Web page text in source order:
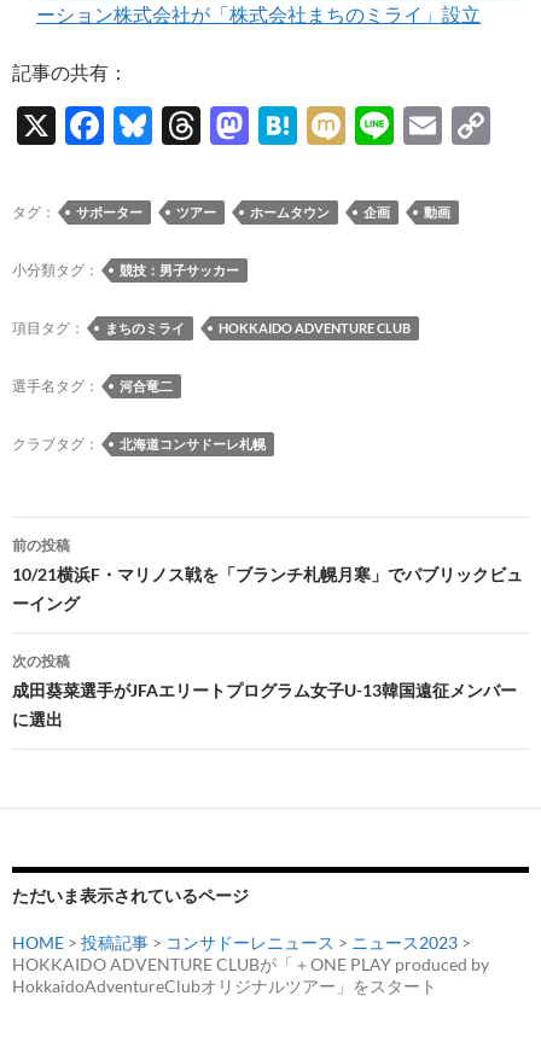
ーション株式会社が「株式会社まちのミライ」設立
記事の共有：
X
F
e
b
o
o
k
Bl
es
k
y
T
e
a
ds
M
to
d
n
H
e
n
M Li
e
E
ail
タグ： サポーター ツアー ホームタウン 企画 動画
小分類タグ： 競技：男子サッカー
項目タグ： まちのミライ HOKKAIDO ADVENTURE CLUB
選手名タグ： 河合竜二
クラブタグ： 北海道コンサドーレ札幌
投
稿
ナ
ビ
ゲ
ー
ン
前の投稿
10/21横浜F・マリノス戦を「ブランチ札幌月寒」でパブリックビュ
ーイング
次の投稿
成田葵菜選手がJFAエリートプログラム女子U-13韓国遠征メンバー
に選出
ただいま表示されているページ
HOME > 投稿記事 > コンサドーレニュース > ニュース2023 >
HOKKAIDO ADVENTURE CLUBが「＋ONE PLAY produced by
HokkaidoAdventureClubオリジナルツアー」をスタート